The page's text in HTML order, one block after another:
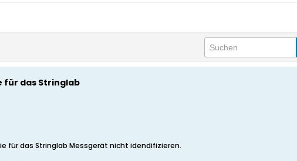
für das Stringlab
für das Stringlab Messgerät nicht idendifizieren.